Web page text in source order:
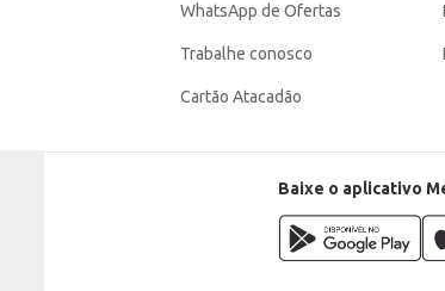
WhatsApp de Ofertas
Trabalhe conosco
Cartão Atacadão
Baixe o aplicativo